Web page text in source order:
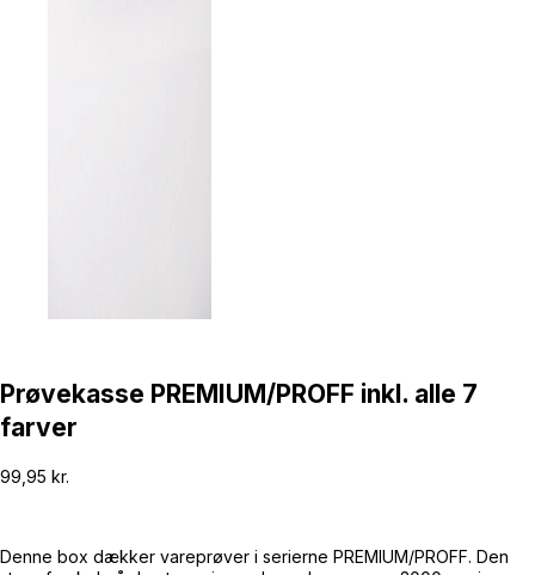
Prøvekasse PREMIUM/PROFF inkl. alle 7
farver
99,95 kr.
Denne box dækker vareprøver i serierne PREMIUM/PROFF. Den